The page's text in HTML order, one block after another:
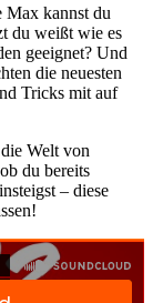
Max kannst du
du weißt wie es
geeignet? Und
die neuesten
Tricks mit auf
Welt von
du bereits
– diese